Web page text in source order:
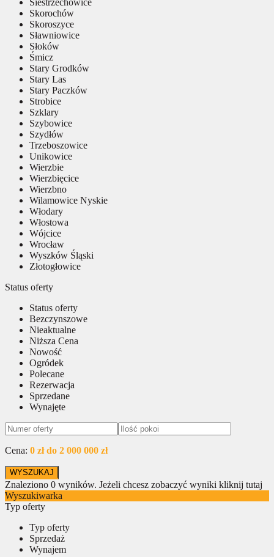
Skorochów
Skoroszyce
Sławniowice
Słoków
Śmicz
Stary Grodków
Stary Las
Stary Paczków
Strobice
Szklary
Szybowice
Szydłów
Trzeboszowice
Unikowice
Wierzbie
Wierzbięcice
Wierzbno
Wilamowice Nyskie
Włodary
Włostowa
Wójcice
Wrocław
Wyszków Śląski
Złotogłowice
Status oferty
Status oferty
Bezczynszowe
Nieaktualne
Niższa Cena
Nowość
Ogródek
Polecane
Rezerwacja
Sprzedane
Wynajęte
Cena: 0 zł do 2 000 000 zł
Znaleziono 0 wyników. Jeżeli chcesz zobaczyć wyniki kliknij tutaj
Wyszukiwarka
Typ oferty
Typ oferty
Sprzedaż
Wynajem